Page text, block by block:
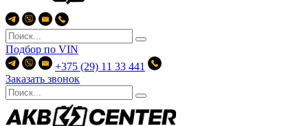
Подбор по VIN
+375 (29) 11 33 441
Заказать звонок